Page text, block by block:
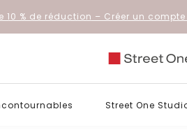
10 % de réduction – Créer un
Street One